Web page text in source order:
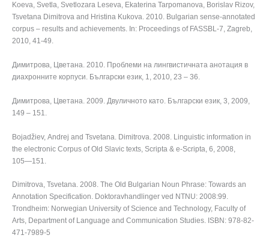
Koeva, Svetla, Svetlozara Leseva, Ekaterina Tarpomanova, Borislav Rizov,
Tsvetana Dimitrova and Hristina Kukova. 2010. Bulgarian sense-annotated
corpus – results and achievements. In: Proceedings of FASSBL-7, Zagreb,
2010, 41-49.
Димитрова, Цветана. 2010. Проблеми на лингвистичната анотация в
диахронните корпуси. Български език, 1, 2010, 23 – 36.
Димитрова, Цветана. 2009. Двуличното като. Български език, 3, 2009,
149 – 151.
Bojadžiev, Аndrej and Tsvetana. Dimitrova. 2008. Linguistic information in
the electronic Corpus of Old Slavic texts, Scripta & e-Scripta, 6, 2008,
105―151.
Dimitrova, Tsvetana. 2008. The Old Bulgarian Noun Phrase: Towards an
Annotation Specification. Doktoravhandlinger ved NTNU: 2008:99.
Trondheim: Norwegian University of Science and Technology, Faculty of
Arts, Department of Language and Communication Studies. ISBN: 978-82-
471-7989-5